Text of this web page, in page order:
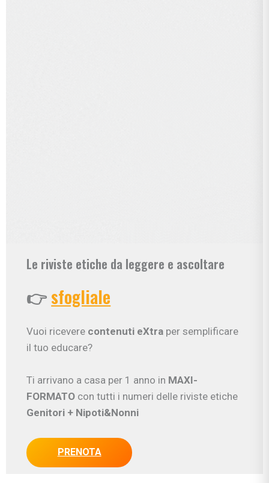
Le riviste etiche da leggere e ascoltare
👉sfogliale
Vuoi ricevere contenuti eXtra per semplificare
il tuo educare?
Ti arrivano a casa per 1 anno in MAXI-
FORMATO con tutti i numeri delle riviste etiche
Genitori + Nipoti&Nonni
PRENOTA